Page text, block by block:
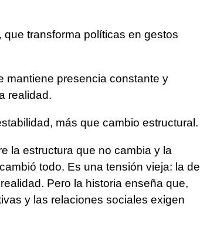
transforma políticas en gestos
mantiene presencia constante y
realidad.
más que cambio estructural.
la estructura que no cambia y la
todo. Es una tensión vieja: la de
Pero la historia enseña que,
y las relaciones sociales exigen